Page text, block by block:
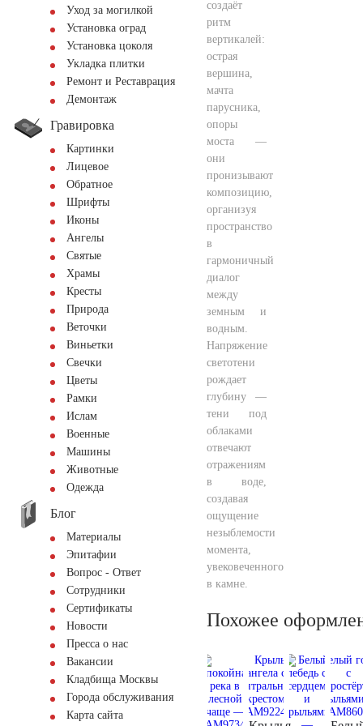
Уход за могилкой
Установка оград
Установка цоколя
Укладка плитки
Ремонт и Реставрация
Демонтаж
Гравировка
Картинки
Лицевое
Обратное
Шрифты
Иконы
Ангелы
Святые
Храмы
Кресты
Природа
Веточки
Виньетки
Свечки
Цветы
Рамки
Ислам
Военные
Машины
Животные
Одежда
Блог
Материалы
Эпитафии
Вопрос - Ответ
Сотрудники
Сертификаты
Новости
Пресса о нас
Вакансии
Кладбища Москвы
Города обслуживания
Карта сайта
создаёт
ритм
вертикалей:
острая
вершина,
мачта
парусника,
опоры
моста —
они
пронизывают
композицию,
организуя
пространство
в
гармоничный
диалог
между
земным и
водным.
Напряжение
светотени
рождает
глубину —
тени под
облаками
отвечают
отражениям
в воде,
создавая
ощущение
незыблемости
момента,
увековеченного
в камне.
Похожее